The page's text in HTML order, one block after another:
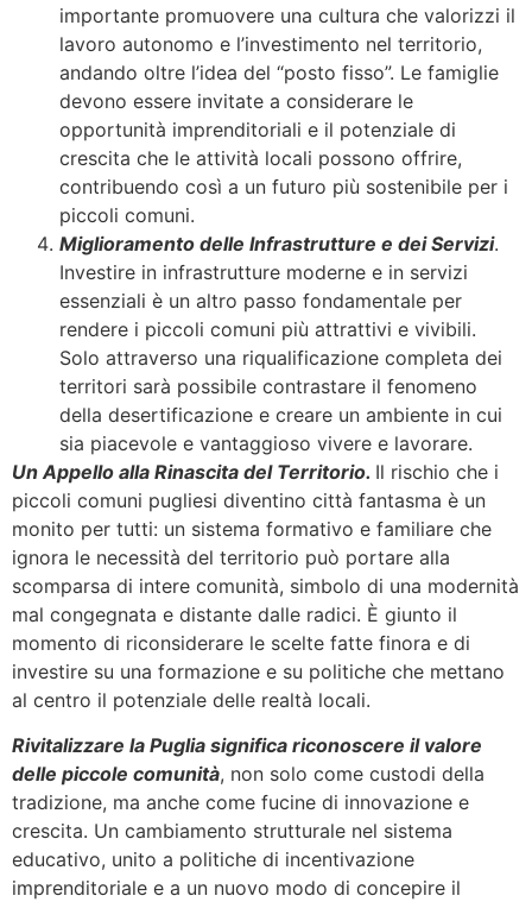
importante promuovere una cultura che valorizzi il
lavoro autonomo e l’investimento nel territorio,
andando oltre l’idea del “posto fisso”. Le famiglie
devono essere invitate a considerare le
opportunità imprenditoriali e il potenziale di
crescita che le attività locali possono offrire,
contribuendo così a un futuro più sostenibile per i
piccoli comuni.
Miglioramento delle Infrastrutture e dei Servizi.
Investire in infrastrutture moderne e in servizi
essenziali è un altro passo fondamentale per
rendere i piccoli comuni più attrattivi e vivibili.
Solo attraverso una riqualificazione completa dei
territori sarà possibile contrastare il fenomeno
della desertificazione e creare un ambiente in cui
sia piacevole e vantaggioso vivere e lavorare.
Un Appello alla Rinascita del Territorio. Il rischio che i
piccoli comuni pugliesi diventino città fantasma è un
monito per tutti: un sistema formativo e familiare che
ignora le necessità del territorio può portare alla
scomparsa di intere comunità, simbolo di una modernità
mal congegnata e distante dalle radici. È giunto il
momento di riconsiderare le scelte fatte finora e di
investire su una formazione e su politiche che mettano
al centro il potenziale delle realtà locali.
Rivitalizzare la Puglia significa riconoscere il valore
delle piccole comunità, non solo come custodi della
tradizione, ma anche come fucine di innovazione e
crescita. Un cambiamento strutturale nel sistema
educativo, unito a politiche di incentivazione
imprenditoriale e a un nuovo modo di concepire il